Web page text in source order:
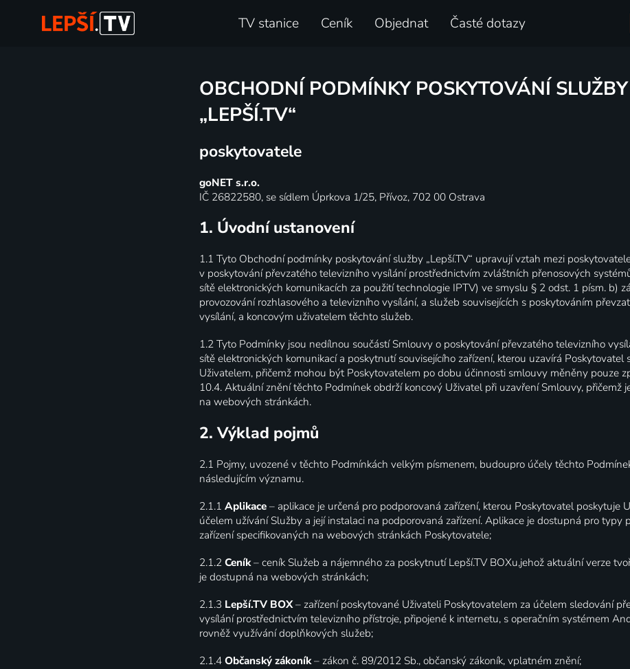
TV stanice Ceník Objednat Časté dotazy
OBCHODNÍ PODMÍNKY POSKYTOVÁNÍ SLUŽBY
„LEPŠÍ.TV“
poskytovatele
goNET s.r.o.
IČ 26822580, se sídlem Úprkova 1/25, Přívoz, 702 00 Ostrava
1. Úvodní ustanovení
1.1 Tyto Obchodní podmínky poskytování služby „Lepší.TV“ upravují vztah mezi
v poskytování převzatého televizního vysílání prostřednictvím zvláštních přenosových
sítě elektronických komunikacích za použití technologie IPTV) ve smyslu § 2 odst. 1 písm. b)
provozování rozhlasového a televizního vysílání, a služeb souvisejících s poskytováním
vysílání, a koncovým uživatelem těchto služeb.
1.2Tyto Podmínky jsou nedílnou součástí Smlouvy o poskytování převzatého televizního
sítě elektronických komunikací a poskytnutí souvisejícího zařízení, kterou uzavírá Poskytovatel
Uživatelem, přičemž mohou být Poskytovatelem po dobu účinnosti smlouvy měněny pouze
10.4. Aktuální znění těchto Podmínek obdrží koncový Uživatel při uzavření Smlouvy, přičemž
na webových stránkách.
2. Výklad pojmů
2.1 Pojmy, uvozené v těchto Podmínkách velkým písmenem, budoupro účely těchto
následujícím významu.
2.1.1 Aplikace– aplikace je určená pro podporovaná zařízení, kterou Poskytovatel poskytuje
účelem užívání Služby a její instalaci na podporovaná zařízení. Aplikace je dostupná pro typy
zařízení specifikovaných na webových stránkách Poskytovatele;
2.1.2Ceník– ceník Služeb a nájemného za poskytnutí Lepší.TV BOXu,jehož aktuální verze
je dostupná na webových stránkách;
2.1.3 Lepší.TV BOX– zařízení poskytované Uživateli Poskytovatelem za účelem sledování
vysílání prostřednictvím televizního přístroje, připojené k internetu, s operačním systémem
rovněž využívání doplňkových služeb;
2.1.4Občanský zákoník– zákon č. 89/2012 Sb., občanský zákoník, vplatném znění;